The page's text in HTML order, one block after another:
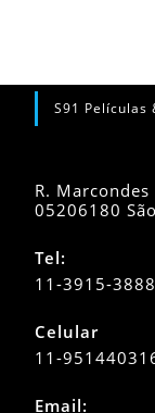
S91 Películas
R.
05206180
Tel:
11-3915-3888
Celular
11-
Email: